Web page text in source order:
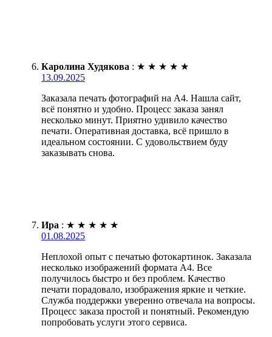
Каролина Худякова : ★ ★ ★ ★ ★
13.09.2025
Заказала печать фотографий на А4. Нашла сайт,
всё понятно и удобно. Процесс заказа занял
несколько минут. Приятно удивило качество
печати. Оперативная доставка, всё пришло в
идеальном состоянии. С удовольствием буду
заказывать снова.
Ира : ★ ★ ★ ★ ★
01.08.2025
Неплохой опыт с печатью фотокартинок. Заказала
несколько изображений формата А4. Все
получилось быстро и без проблем. Качество
печати порадовало, изображения яркие и четкие.
Служба поддержки уверенно отвечала на вопросы.
Процесс заказа простой и понятный. Рекомендую
попробовать услуги этого сервиса.